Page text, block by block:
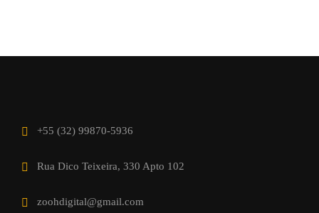
+55 (32) 99870-5936
Rua Dico Teixeira, 330 Apto 102
zoohdigital@gmail.com